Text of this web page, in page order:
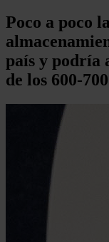
Poco a poco
país y podría
de los 600-